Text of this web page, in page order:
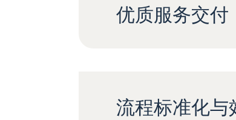
优质服务交付
流程标准化与